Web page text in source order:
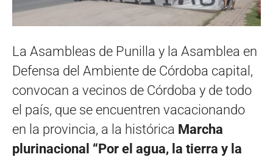
La Asambleas de Punilla y la Asamblea en
Defensa del Ambiente de Córdoba capital,
convocan a vecinos de Córdoba y de todo
el país, que se encuentren vacacionando
en la provincia, a la histórica Marcha
plurinacional “Por el agua, la tierra y la